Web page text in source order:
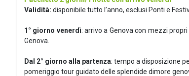
Validità: disponibile tutto l’anno, esclusi Ponti e
1° giorno venerdì: arrivo a Genova con mezzi
Genova.
Dal 2° giorno alla partenza: tempo a disposizione
pomeriggio tour guidato delle splendide dimore